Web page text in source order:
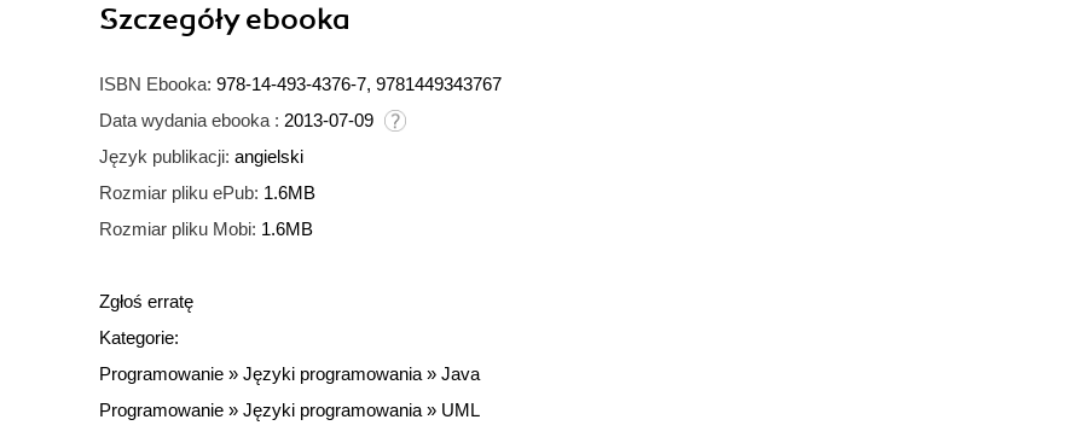
Szczegółyebooka
ISBN Ebooka: 978-14-493-4376-7, 9781449343767
Data wydania ebooka : 2013-07-09
Język publikacji: angielski
Rozmiar pliku ePub: 1.6MB
Rozmiar pliku Mobi: 1.6MB
Zgłoś erratę
Kategorie:
Programowanie » Języki programowania » Java
Programowanie » Języki programowania » UML